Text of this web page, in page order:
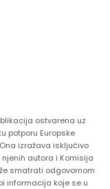
ostvarena uz
potporu Europske
izražava isključivo
autora i Komisija
smatrati odgovornom
informacija koje se u